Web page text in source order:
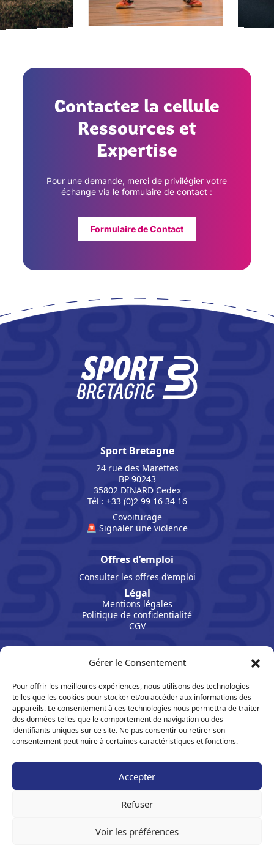
Gérer le Consentement
Pour offrir les meilleures expériences, nous utilisons des technologies
telles que les cookies pour stocker et/ou accéder aux informations des
appareils. Le consentement à ces technologies nous permettra de traiter
des données telles que le comportement de navigation ou des
identifiants uniques sur ce site. Ne pas consentir ou retirer son
consentement peut nuire à certaines caractéristiques et fonctions.
Accepter
Refuser
Voir les préférences
Contactez la cellule
Ressources et
Expertise
Pour une demande, merci de privilégier votre
échange via le formulaire de contact :
Formulaire de Contact
Sport Bretagne
24 rue des Marettes
BP 90243
35802 DINARD Cedex
Tél : +33 (0)2 99 16 34 16
Covoiturage
🚨 Signaler une violence
Offres d’emploi
Consulter les offres d’emploi
Légal
Mentions légales
Politique de confidentialité
CGV
Suivez Sport Bretagne sur les réseaux :